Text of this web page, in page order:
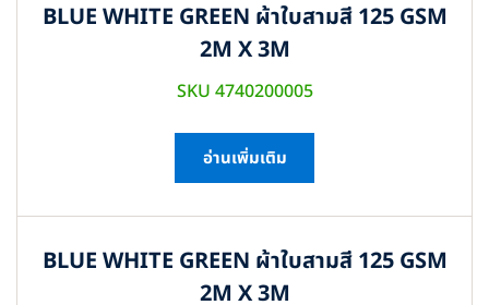
BLUE WHITE GREEN ผ้าใบสามสี 125 GSM
2M X 3M
SKU 4740200005
อ่านเพิ่มเติม
BLUE WHITE GREEN ผ้าใบสามสี 125 GSM
2M X 3M